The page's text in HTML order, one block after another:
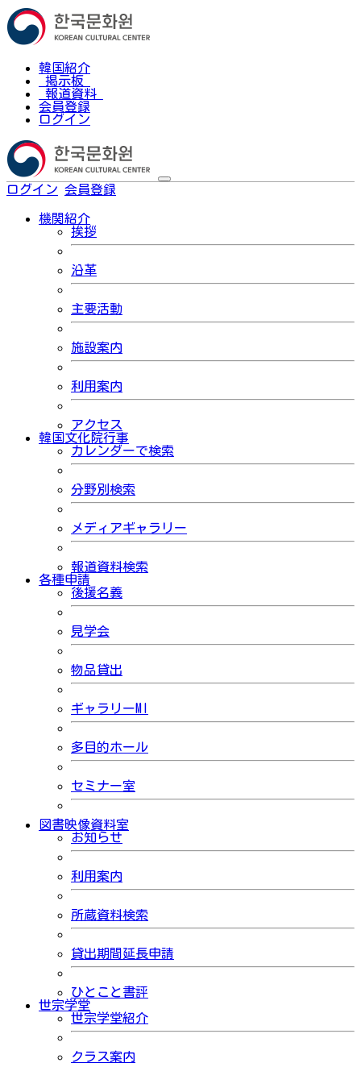
韓国紹介
掲示板
報道資料
会員登録
ログイン
ログイン 会員登録
機関紹介
挨拶
沿革
主要活動
施設案内
利用案内
アクセス
韓国文化院行事
カレンダーで検索
分野別検索
メディアギャラリー
報道資料検索
各種申請
後援名義
見学会
物品貸出
ギャラリーMI
多目的ホール
セミナー室
図書映像資料室
お知らせ
利用案内
所蔵資料検索
貸出期間延長申請
ひとこと書評
世宗学堂
世宗学堂紹介
クラス案内